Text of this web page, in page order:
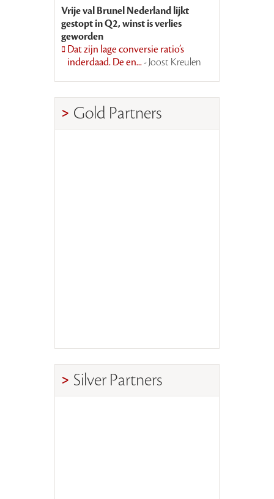
Vrije val Brunel Nederland lijkt
gestopt in Q2, winst is verlies
geworden
Dat zijn lage conversie ratio’s
inderdaad. De en...- Joost Kreulen
Gold Partners
Silver Partners